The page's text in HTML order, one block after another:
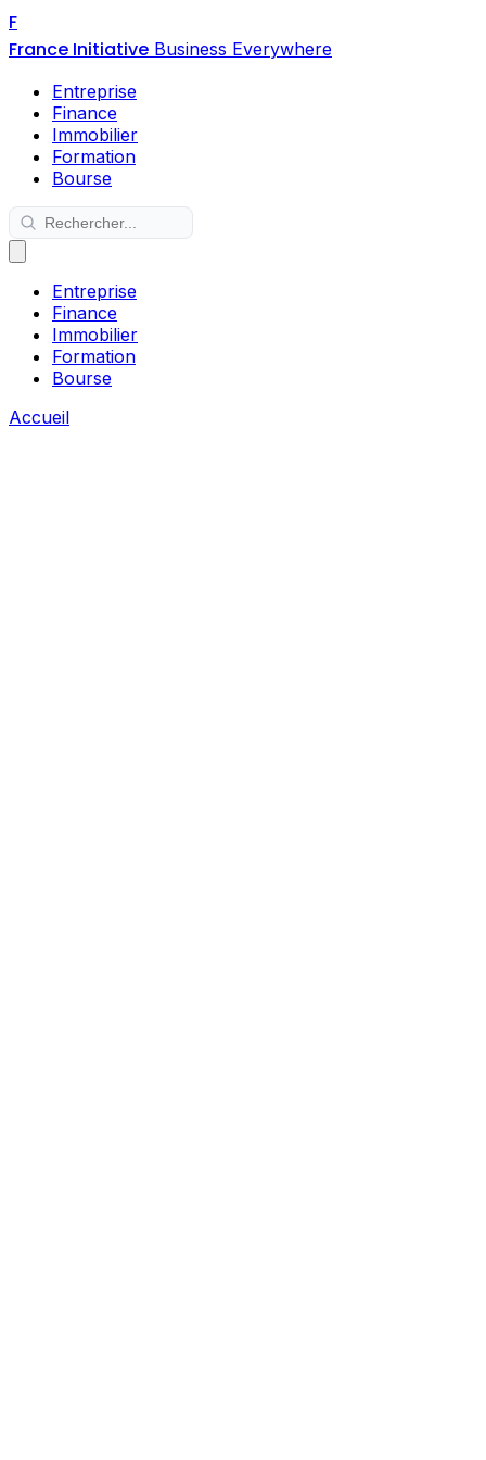
F
France Initiative Business Everywhere
Entreprise
Finance
Immobilier
Formation
Bourse
Entreprise
Finance
Immobilier
Formation
Bourse
Accueil